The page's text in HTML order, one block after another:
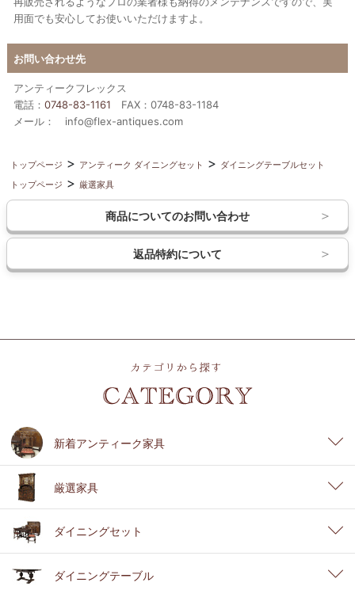
用面でも安心してお使いいただけますよ。
お問い合わせ先
アンティークフレックス
電話： 0748-83-1161 FAX：0748-83-1184
メール： info@flex-antiques.com
トップページ アンティーク ダイニングセット
ダイニングテーブルセット
トップページ
厳選家具
商品についてのお問い合わせ
返品特約について
新着アンティーク家具
厳選家具
ダイニングセット
ダイニングテーブル